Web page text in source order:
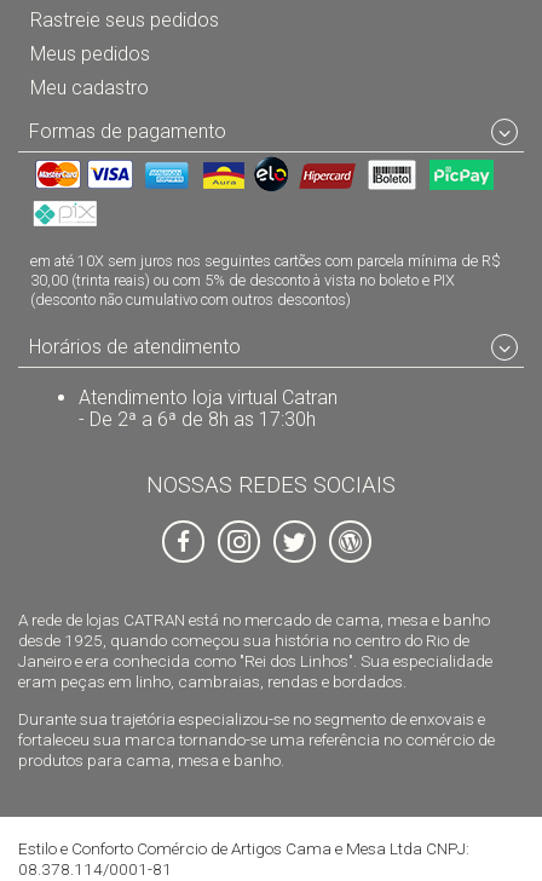
A rede de lojas CATRAN está no mercado de cama, mesa e banho
desde 1925, quando começou sua história no centro do Rio de
Janeiro e era conhecida como "Rei dos Linhos". Sua especialidade
eram peças em linho, cambraias, rendas e bordados.
Durante sua trajetória especializou-se no segmento de enxovais e
fortaleceu sua marca tornando-se uma referência no comércio de
produtos para cama, mesa e banho.
Rastreie seus pedidos
Meus pedidos
Meu cadastro
Formas de pagamento
em até 10X sem juros nos seguintes cartões com parcela mínima de R$
30,00 (trinta reais) ou com 5% de desconto à vista no boleto e PIX
(desconto não cumulativo com outros descontos)
Horários de atendimento
Atendimento loja virtual Catran
- De 2ª a 6ª de 8h as 17:30h
NOSSAS REDES SOCIAIS
Estilo e Conforto Comércio de Artigos Cama e Mesa Ltda CNPJ:
08.378.114/0001-81